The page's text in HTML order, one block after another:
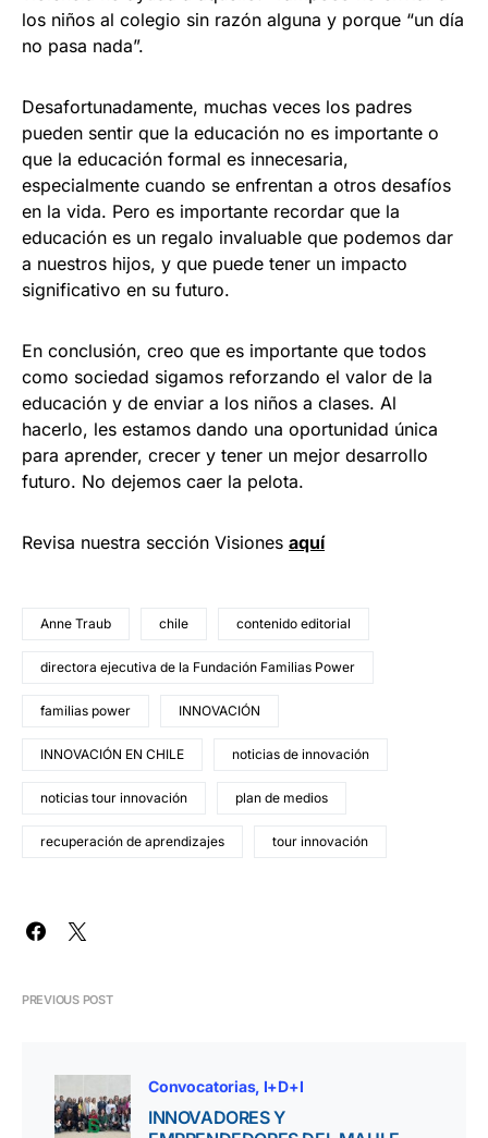
los niños al colegio sin razón alguna y porque “un día
no pasa nada”.
Desafortunadamente, muchas veces los padres
pueden sentir que la educación no es importante o
que la educación formal es innecesaria,
especialmente cuando se enfrentan a otros desafíos
en la vida. Pero es importante recordar que la
educación es un regalo invaluable que podemos dar
a nuestros hijos, y que puede tener un impacto
significativo en su futuro.
En conclusión, creo que es importante que todos
como sociedad sigamos reforzando el valor de la
educación y de enviar a los niños a clases. Al
hacerlo, les estamos dando una oportunidad única
para aprender, crecer y tener un mejor desarrollo
futuro. No dejemos caer la pelota.
Revisa nuestra sección Visiones aquí
Anne Traub chile contenido editorial
directora ejecutiva de la Fundación Familias Power
familias power INNOVACIÓN
INNOVACIÓN EN CHILE noticias de innovación
noticias tour innovación plan de medios
recuperación de aprendizajes tour innovación
PREVIOUS POST
Convocatorias I+D+I
INNOVADORES Y